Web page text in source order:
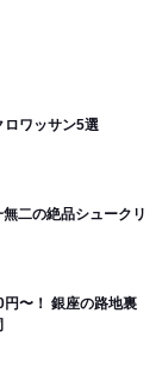
ロワッサン5選
二の絶品シュークリ
円〜！ 銀座の路地裏